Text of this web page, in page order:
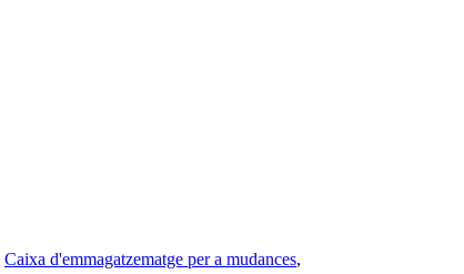
Caixa d'emmagatzematge per a mudances,